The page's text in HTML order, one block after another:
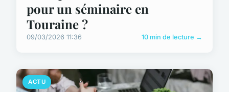
pour un séminaire en
Touraine ?
09/03/2026 11:36 10 min de lecture →
ACTU